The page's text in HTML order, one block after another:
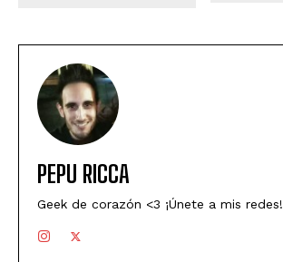
PEPU RICCA
Geek de corazón <3 ¡Únete a mis redes!